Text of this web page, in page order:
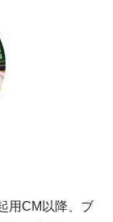
用CM以降、ブ